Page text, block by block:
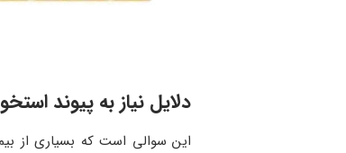
دلایل نیاز به پیوند
این سوالی است که بسیاری از